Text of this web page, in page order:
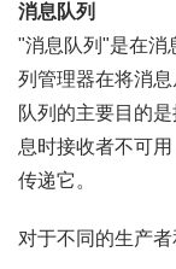
消息队列
"消息队列"是在消
列管理器在将消息
队列的主要目的
息时接收者不可
传递它。
对于不同的生产